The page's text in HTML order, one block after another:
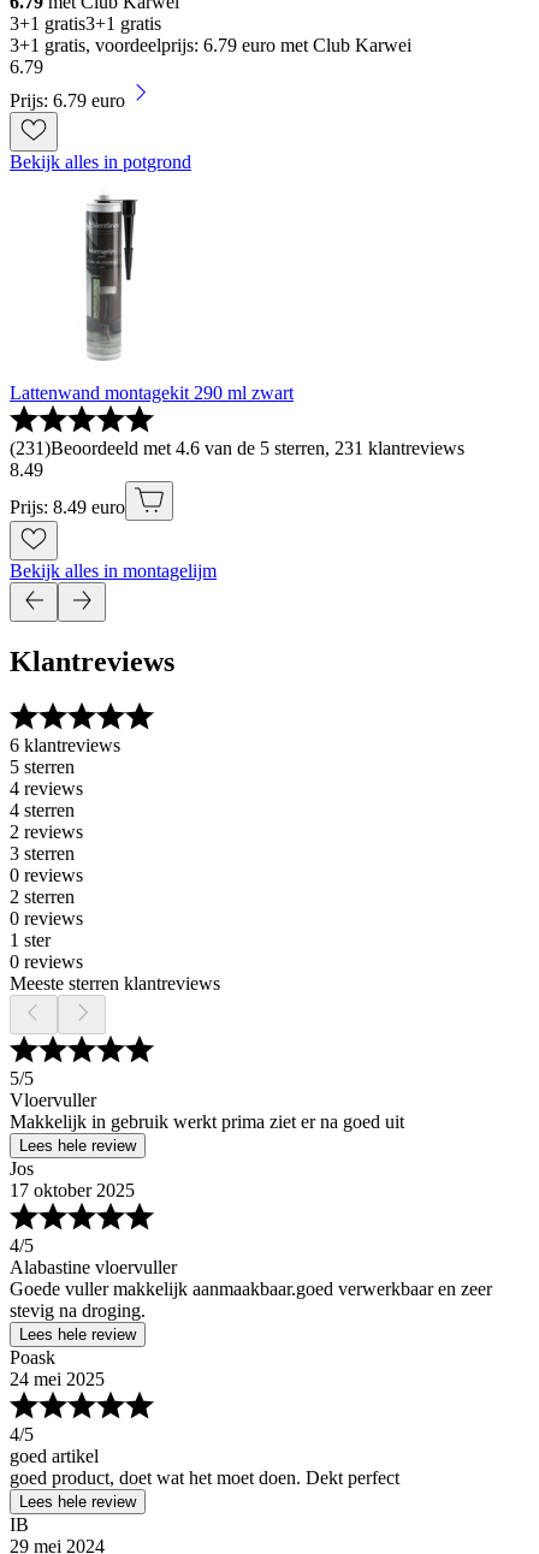
3+1 gratis3+1 gratis
3+1 gratis, voordeelprijs: 6.79 euro met Club Karwei
6.79
Prijs: 6.79 euro
Bekijk alles in potgrond
Lattenwand montagekit 290 ml zwart
(231)Beoordeeld met 4.6 van de 5 sterren, 231 klantreviews
8.49
Prijs: 8.49 euro
Bekijk alles in montagelijm
Klantreviews
6 klantreviews
5 sterren
4 reviews
4 sterren
2 reviews
3 sterren
0 reviews
2 sterren
0 reviews
1 ster
0 reviews
Meeste sterren klantreviews
5/5
Vloervuller
Makkelijk in gebruik werkt prima ziet er na goed uit
Lees hele review
Jos
17 oktober 2025
4/5
Alabastine vloervuller
Goede vuller makkelijk aanmaakbaar.goed verwerkbaar en zeer
stevig na droging.
Lees hele review
Poask
24 mei 2025
4/5
goed artikel
goed product, doet wat het moet doen. Dekt perfect
Lees hele review
IB
29 mei 2024